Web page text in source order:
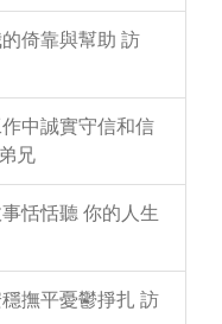
倚靠與幫助 訪
中誠實守信和信
兄
恬恬聽 你的人生
撫平憂鬱掙扎 訪